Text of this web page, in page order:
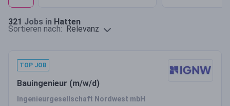
321 Jobs in Hatten
Sortieren nach: Relevanz
TOP JOB
Bauingenieur (m/w/d)
Ingenieurgesellschaft Nordwest mbH